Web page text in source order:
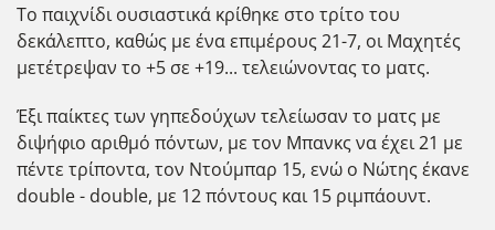
Το παιχνίδι ουσιαστικά κρίθηκε στο τρίτο του
δεκάλεπτο, καθώς με ένα επιμέρους 21-7, οι Μαχητές
μετέτρεψαν το +5 σε +19... τελειώνοντας το ματς.
Έξι παίκτες των γηπεδούχων τελείωσαν το ματς με
διψήφιο αριθμό πόντων, με τον Μπανκς να έχει 21 με
πέντε τρίποντα, τον Ντούμπαρ 15, ενώ ο Νώτης έκανε
double - double, με 12 πόντους και 15 ριμπάουντ.